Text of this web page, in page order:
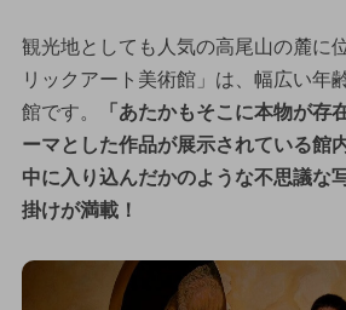
観光地としても人気の高尾山の麓に
リックアート美術館」は、幅広い年
館です。
「あたかもそこに本物が存
ーマとした作品が展示されている館
中に入り込んだかのような不思議な
掛けが満載！